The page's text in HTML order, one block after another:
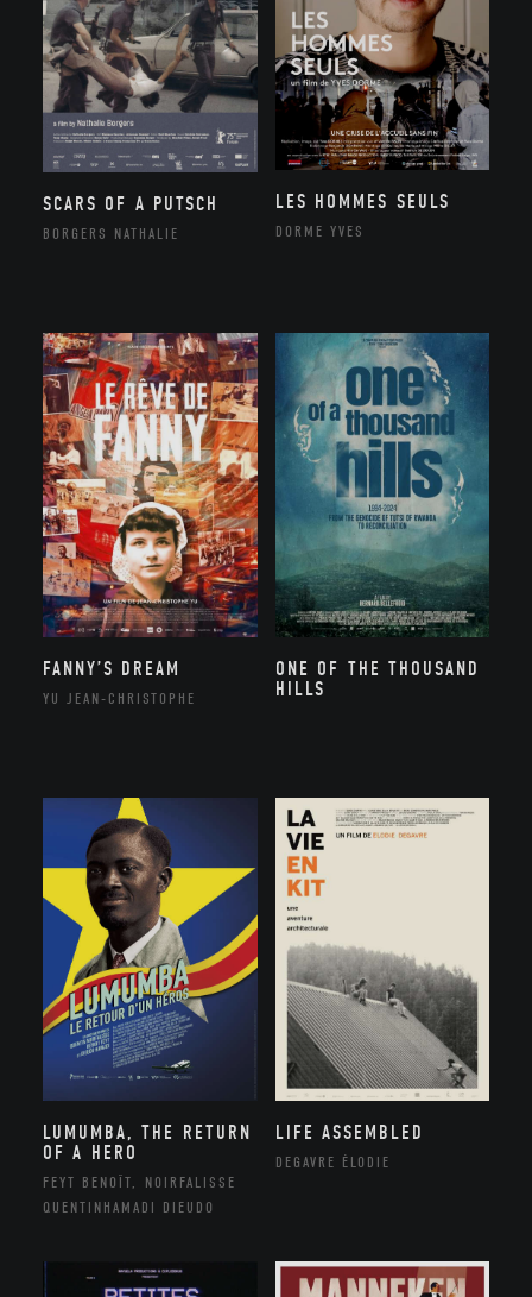
SCARS OF A PUTSCH
BORGERS NATHALIE
LES HOMMES SEULS
DORME YVES
FANNY’S DREAM
YU JEAN-CHRISTOPHE
ONE OF THE THOUSAND
HILLS
LUMUMBA, THE RETURN
OF A HERO
FEYT BENOÎT, NOIRFALISSE
QUENTINHAMADI DIEUDO
LIFE ASSEMBLED
DEGAVRE ÉLODIE